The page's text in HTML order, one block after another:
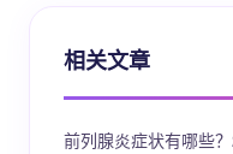
相关文章
前列腺炎症状有哪些